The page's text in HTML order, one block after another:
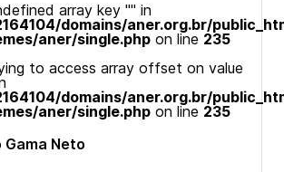
array key "" in
domains/aner.org.br/
aner/single.php on line 235
to access array offset on value
domains/aner.org.br/
aner/single.php on line 235
Gama Neto